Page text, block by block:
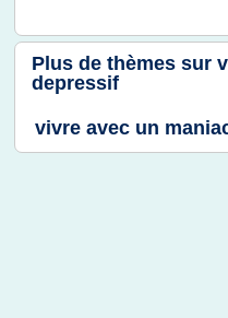
Plus de thèmes sur
depressif
vivre avec un